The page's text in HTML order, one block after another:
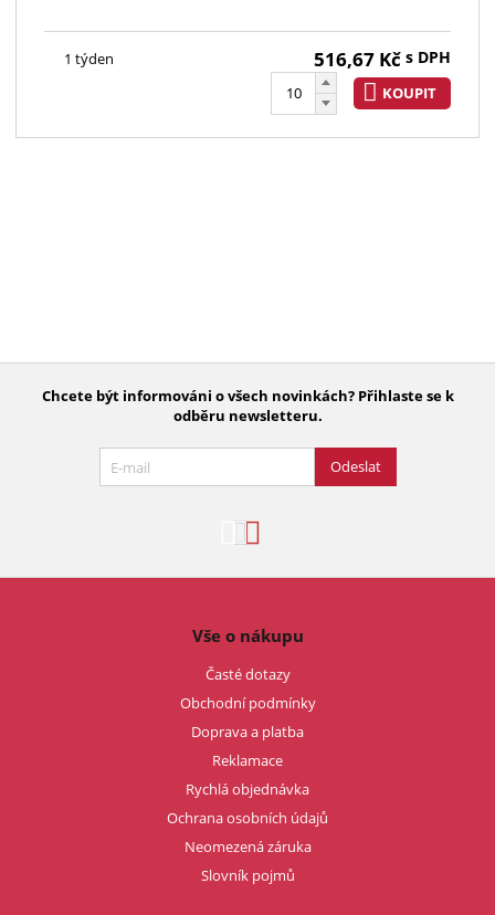
1 týden 516,67 Kč s DPH
KOUPIT
Chcete být informováni o všech novinkách? Přihlaste se k
odběru newsletteru.
Odeslat
Vše o nákupu
Časté dotazy
Obchodní podmínky
Doprava a platba
Reklamace
Rychlá objednávka
Ochrana osobních údajů
Neomezená záruka
Slovník pojmů